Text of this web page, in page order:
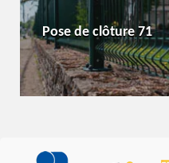
Pose de clôture 71